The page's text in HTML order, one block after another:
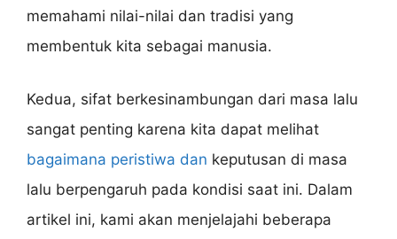
memahami nilai-nilai dan tradisi yang
membentuk kita sebagai manusia.
Kedua, sifat berkesinambungan dari masa lalu
sangat penting karena kita dapat melihat
bagaimana peristiwa dan keputusan di masa
lalu berpengaruh pada kondisi saat ini. Dalam
artikel ini, kami akan menjelajahi beberapa